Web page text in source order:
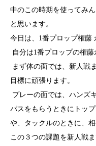
中のこの時期を使ってみ
と思います。
今日は、1番プロップ権藤
自分は1番プロップの権藤
まず体の面では、新人戦
目標に頑張ります。
プレーの面では、ハンズ
パスをもらうときにトッ
や、タックルのときに、
この３つの課題を新人戦